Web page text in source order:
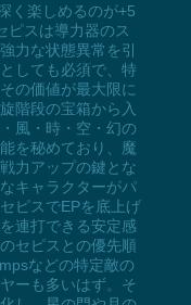
く楽しめるのが+5
ピスは導力器のス
力な状態異常を引
しても必須で、特
の価値が最大限に
階段の宝箱から入
風・時・空・幻の
を秘めており、魔
力アップの鍵とな
キャラクターがパ
ピスでEPを底上げ
連打できる安定感
セピスとの優先順
などの特定敵の
ーも多いはず。そ